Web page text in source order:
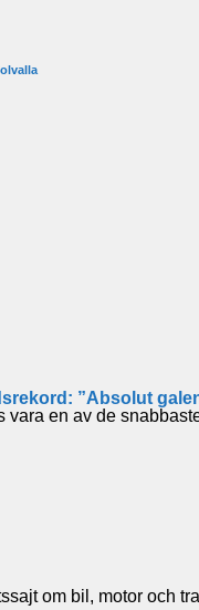
”Absolut
vara en av de
om bil, motor och